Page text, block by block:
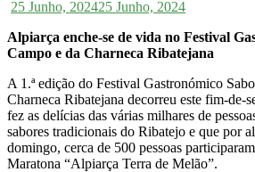
25 Junho, 202425 Junho, 2024
Alpiarça enche-se de vida no Festival
Campo e da Charneca Ribatejana
A 1.ª edição do Festival Gastronómico
Charneca Ribatejana decorreu este fim-de-
fez as delícias das várias milhares de
sabores tradicionais do Ribatejo e que por
domingo, cerca de 500 pessoas
Maratona “Alpiarça Terra de Melão”.